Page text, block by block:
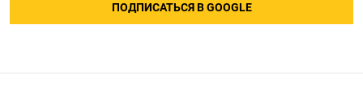
ПОДПИСАТЬСЯ В GOOGLE